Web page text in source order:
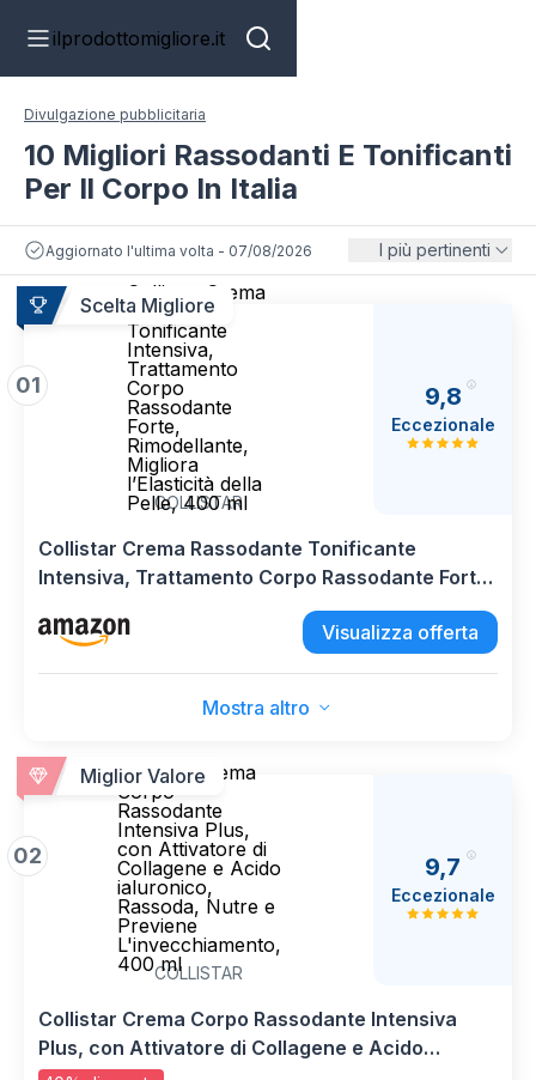
ilprodottomigliore.it
Divulgazione pubblicitaria
10 Migliori Rassodanti E Tonificanti
Per Il Corpo In Italia
Aggiornato l'ultima volta - 07/08/2026 I più pertinenti
Scelta Migliore
01
Collistar Crema
Rassodante
Tonificante
Intensiva,
Trattamento
Corpo
Rassodante
Forte,
Rimodellante,
Migliora
l’Elasticità della
Pelle, 400 ml
COLLISTAR
9,8
Eccezionale
Collistar Crema Rassodante Tonificante
Intensiva, Trattamento Corpo Rassodante Forte,
Rimodellante, Migliora l’Elasticità della Pelle, 400
ml
Visualizza offerta
Mostra altro
Miglior Valore
02
Collistar Crema
Corpo
Rassodante
Intensiva Plus,
con Attivatore di
Collagene e Acido
ialuronico,
Rassoda, Nutre e
Previene
L'invecchiamento,
400 mlCOLLISTAR
9,7
Eccezionale
Collistar Crema Corpo Rassodante Intensiva
Plus, con Attivatore di Collagene e Acido